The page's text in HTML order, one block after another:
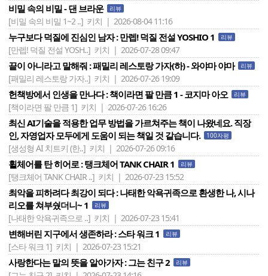
비밀 속의 비밀 - 댄 브라운 리뷰
[비밀 속의 비밀 1~2 ..] 키치 | 2026-08-04 11:16
누구보다 덕질에 진심인 남자 : 만렙! 덕질 전설 YOSHIO 1 리뷰
[만렙! 덕질 전설 YOSH..] 키치 | 2026-07-28 09:47
끝이 아니라고 말해줘 : 패밀리 레스토랑 가자(하) - 와야마 야마 리뷰
[패밀리 레스토랑 가자..] 키치 | 2026-07-26 19:09
헌책방에서 인생을 만나다 : 책이라면 팔 만큼 1 - 코지마 아오 리뷰
[책이라면 팔 만큼 1] 키치 | 2026-07-26 16:26
최신 AI기술을 적용한 업무 방법을 가르쳐주는 책이 나왔네요. 직장
인, 자영업자 모두에게 도움이 되는 책일 것 같습니다.
100자평
[생성형 AI 치트키 (한..] 키치 | 2026-07-26 09:16
휠체어를 탄 히어로 : 탱크체어 TANK CHAIR 1 리뷰
[탱크체어 TANK CHAIR ..] 키치 | 2026-07-23 15:52
최악을 피하려다 최강이 되다 : 나태한 악욕귀족으로 환생한 나, 시나
리오를 쳐부쉈더니~ 1
리뷰
[나태한 악욕귀족으로 ..] 키치 | 2026-07-23 15:41
변해버린 지구에서 생존하라 : 스타 워크 1 리뷰
[스타 워크 1] 키치 | 2026-07-23 15:21
사랑한다는 말의 뜻을 알아가자 : 그는 친구 2 리뷰